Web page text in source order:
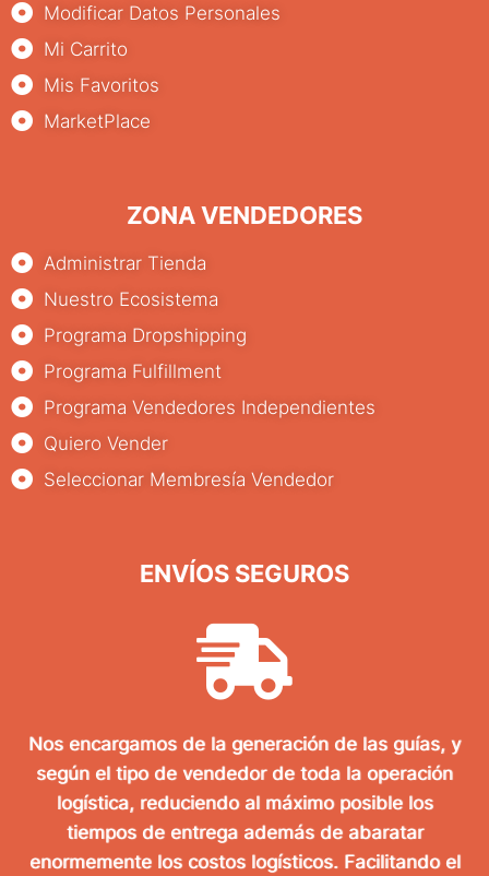
Modificar Datos Personales
Mi Carrito
Mis Favoritos
MarketPlace
ZONA VENDEDORES
Administrar Tienda
Nuestro Ecosistema
Programa Dropshipping
Programa Fulfillment
Programa Vendedores Independientes
Quiero Vender
Seleccionar Membresía Vendedor
ENVÍOS SEGUROS
Nos encargamos de la generación de las guías, y
según el tipo de vendedor de toda la operación
logística, reduciendo al máximo posible los
tiempos de entrega además de abaratar
enormemente los costos logísticos. Facilitando el